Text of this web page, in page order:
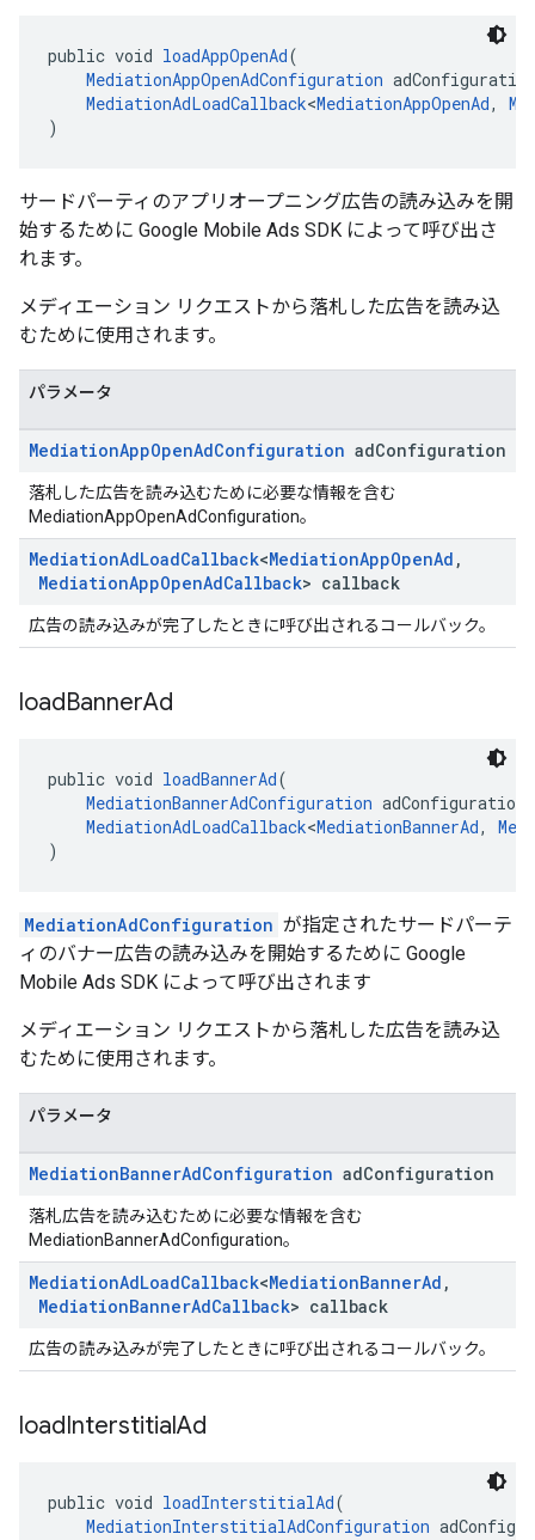
public void loadAppOpenAd(
MediationAppOpenAdConfiguration
MediationAdLoadCallback<MediationAppOpenAd,
)
サードパーティのアプリオープニング広告の読み込みを開
始するために Google Mobile Ads SDK によって呼び出さ
れます。
メディエーション リクエストから落札した広告を読み込
むために使用されます。
パラメータ
MediationAppOpenAdConfiguration adConfiguration
落札した広告を読み込むために必要な情報を含む
MediationAppOpenAdConfiguration。
MediationAdLoadCallback<MediationAppOpenAd ,
MediationAppOpenAdCallback> callback
広告の読み込みが完了したときに呼び出されるコールバック。
loadBannerAd
public void loadBannerAd(
MediationBannerAdConfiguration adConfiguration,
MediationAdLoadCallback<MediationBannerAd,
)
MediationAdConfiguration が指定されたサードパーテ
ィのバナー広告の読み込みを開始するために Google
Mobile Ads SDK によって呼び出されます
メディエーション リクエストから落札した広告を読み込
むために使用されます。
パラメータ
MediationBannerAdConfiguration adConfiguration
落札広告を読み込むために必要な情報を含む
MediationBannerAdConfiguration。
MediationAdLoadCallback<MediationBannerAd ,
MediationBannerAdCallback> callback
広告の読み込みが完了したときに呼び出されるコールバック。
loadInterstitialAd
public void loadInterstitialAd(
MediationInterstitialAdConfiguration